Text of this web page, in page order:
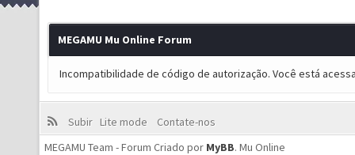
MEGAMU Mu Online Forum
Incompatibilidade de código de autorização. Você está
Subir Lite mode
Contate-nos
MEGAMU Team - Forum Criado por MyBB. Mu Online